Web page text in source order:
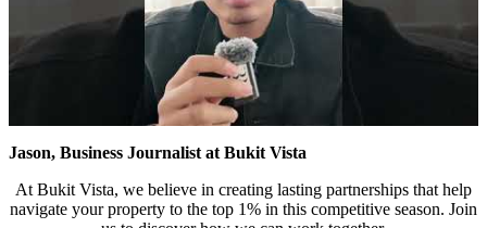
Forty-Three Years On, The Café Lotus Still
Korurua Dijiwa Ubud Unveils a New Collection
Expat Under Fire After Removing Indonesians
Off Hands: The Future of Villa Management —
Jason, Business Journalist at Bukit Vista
At Bukit Vista, we believe in creating lasting partnerships that help
navigate your property to the top 1% in this competitive season. Join